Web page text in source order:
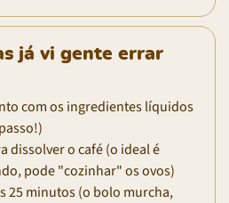
já vi gente errar
com os ingredientes líquidos
dissolver o café (o ideal é
pode "cozinhar" os ovos)
25 minutos (o bolo murcha,